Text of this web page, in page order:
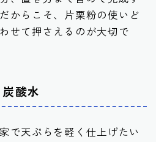
からこそ、片栗粉の使いど
せて押さえるのが大切で
酸水
で天ぷらを軽く仕上げたい